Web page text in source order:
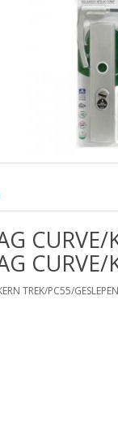
CURVE/
TREK/PC55/